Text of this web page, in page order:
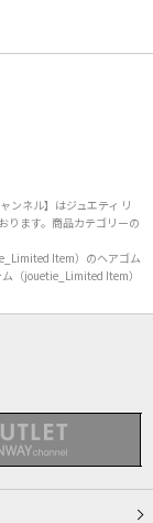
ンネル】はジュエティ リ
ります。商品カテゴリーの
Item）のヘアゴム
（jouetie_Limited Item）